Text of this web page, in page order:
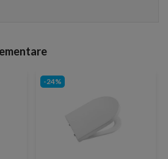
-24%